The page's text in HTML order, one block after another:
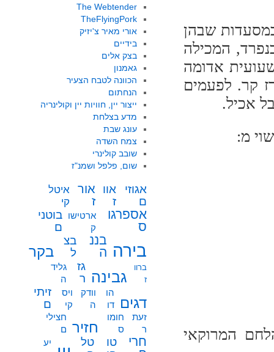
שבהן
המכילה
אדומה
קר. לפעמים
אכיל.
מ:
המרוקאי
The Webtender
TheFlyingPork
אורי מאיר צ'יזיק
בידיים
בצק אלים
גאמנון
הכוונה לטבח הצעיר
הנחתום
ייצור יין, חוויות יין וקולינריה
מדע בצלחת
עונג שבת
צמח השדה
שובב קולינרי
שום, פלפל ושמנ"ז
אגוזי
ם
אוו
ז
אור
ז
איטל
קי
אספרגו
ס
ארטישו
ק
בוטני
ם
בירה
בננ
ה
בצ
ל
בקר
ברוו
ז
גבינה
גז
ר
גליד
ה
דגים
הו
דו
וודק
ה
ויס
קי
זיתי
ם
זעת
ר
חומו
ס
חזיר
חצילי
ם
חרי
טו
טל
יע